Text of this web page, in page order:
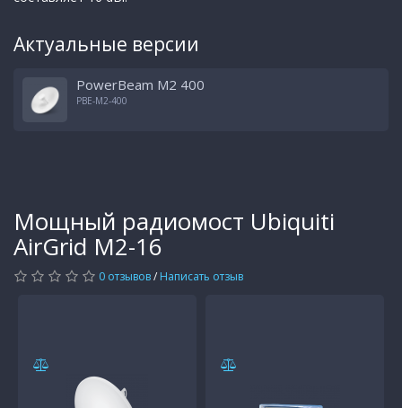
Актуальные версии
PowerBeam M2 400
PBE-M2-400
Мощный радиомост Ubiquiti
AirGrid M2-16
0 отзывов/ Написать отзыв